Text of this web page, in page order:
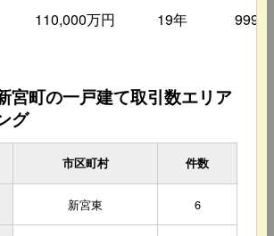
110,000万円 19年 9999
宮町の一戸建て取引数エリア
グ
市区町村 件数
新宮東 6